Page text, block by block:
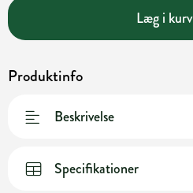
Læg i kurv
Produktinfo
Beskrivelse
Specifikationer